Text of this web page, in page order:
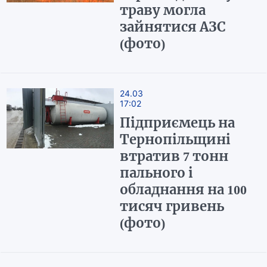
траву могла
зайнятися АЗС
(фото)
24.03
17:02
Підприємець на
Тернопільщині
втратив 7 тонн
пального і
обладнання на 100
тисяч гривень
(фото)